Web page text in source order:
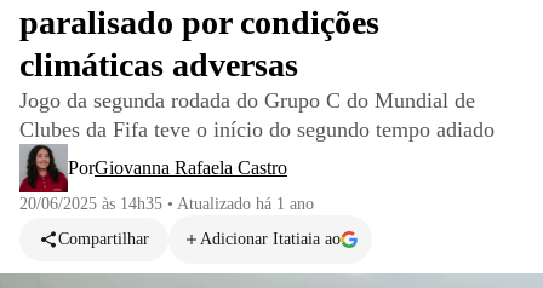
paralisado por condições
climáticas adversas
Jogo da segunda rodada do Grupo C do Mundial de
Clubes da Fifa teve o início do segundo tempo adiado
PorGiovanna Rafaela Castro
20/06/2025 às 14h35 • Atualizado há 1 ano
Compartilhar
Adicionar Itatiaia ao